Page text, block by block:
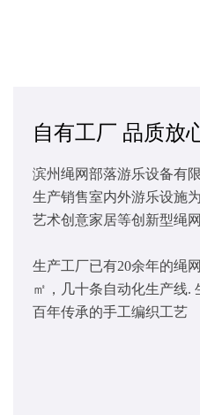
自有工厂 品质放
滨州绳网部落游乐设备有
生产销售室内外游乐设施
艺术创意家居等创新型绳
生产工厂已有20余年的绳
㎡，几十条自动化生产线.
百年传承的手工编织工艺